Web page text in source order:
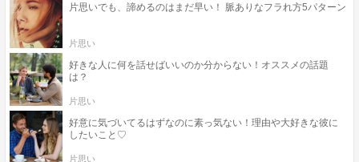
片思いでも、諦めるのはまだ早い！ 脈ありなフラれ方5パターン
片思い
好きな人に何を話せばいいのか分からない！オススメの話題
は？
片思い
好意に気づいてるはずなのに素っ気ない！理由や大好きな彼に
したいこと♡
片思い